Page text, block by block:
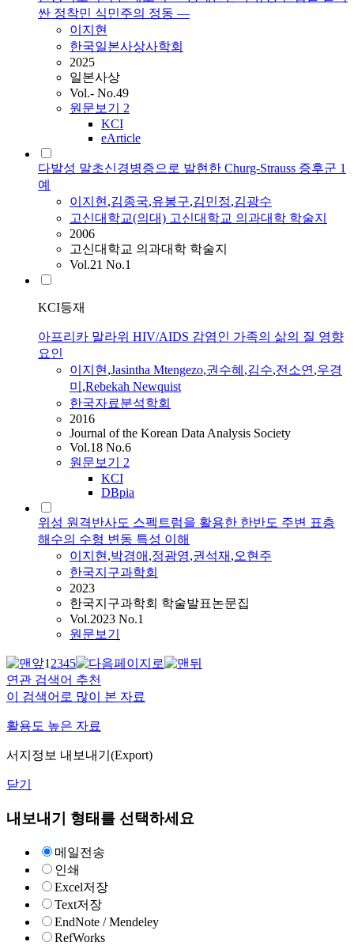
싼 정착민 식민주의 정동 —
이지현
한국일본사상사학회
2025
일본사상
Vol.- No.49
원문보기 2
KCI
eArticle
다발성 말초신경병증으로 발현한 Churg-Strauss 증후군 1
예
이지현,김종국,유봉구,김민정,김광수
고신대학교(의대) 고신대학교 의과대학 학술지
2006
고신대학교 의과대학 학술지
Vol.21 No.1
KCI등재
아프리카 말라위 HIV/AIDS 감염인 가족의 삶의 질 영향
요인
이지현,Jasintha Mtengezo,권수혜 ,김수,전소연,우경
미 ,Rebekah Newquist
한국자료분석학회
2016
Journal of the Korean Data Analysis Society
Vol.18 No.6
원문보기 2
KCI
DBpia
위성 원격반사도 스펙트럼을 활용한 한반도 주변 표층
해수의 수형 변동 특성 이해
이지현,박경애 ,정광영,권석재 ,오현주
한국지구과학회
2023
한국지구과학회 학술발표논문집
Vol.2023 No.1
원문보기
12345
연관 검색어 추천
이 검색어로 많이 본 자료
활용도 높은 자료
서지정보 내보내기(Export)
닫기
내보내기 형태를 선택하세요
메일전송
인쇄
Excel저장
Text저장
EndNote / Mendeley
RefWorks